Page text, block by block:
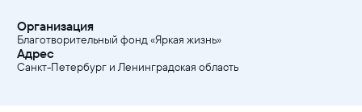
Организация
Благотворительный фонд «Яркая жизнь»
Адрес
Санкт-Петербург и Ленинградская область